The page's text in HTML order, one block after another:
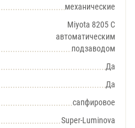
механические
Miyota 8205 С
автоматическим
подзаводом
Да
Да
сапфировое
Super-Luminova